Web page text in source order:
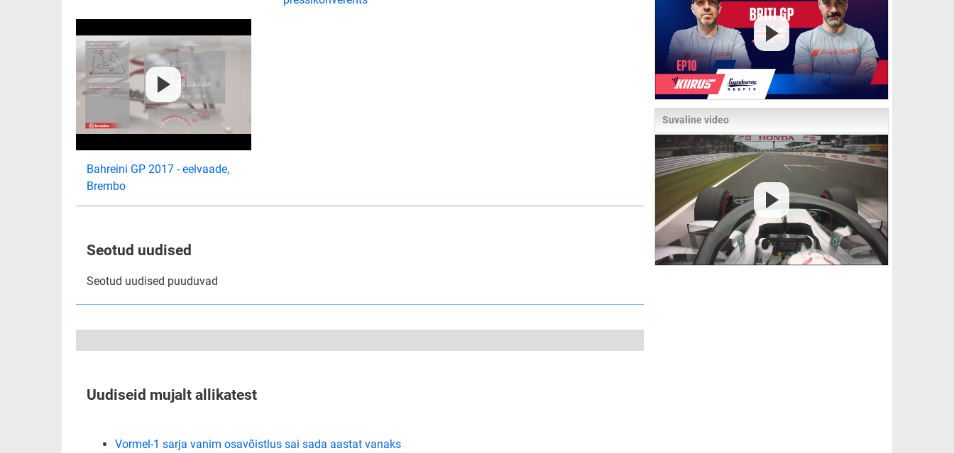
Bahreini GP 2017 - eelvaade,
Brembo
Seotud uudised
Seotud uudised puuduvad
Uudiseid mujalt allikatest
Vormel-1 sarja vanim osavõistlus sai sada aastat vanaks
Suvaline video